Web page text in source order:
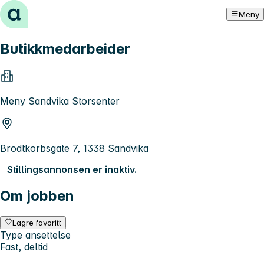
Hopp til innhold Meny
Butikkmedarbeider
Meny Sandvika Storsenter
Brodtkorbsgate 7, 1338 Sandvika
Stillingsannonsen er inaktiv.
Om jobben
Lagre favoritt
Type ansettelse
Fast, deltid